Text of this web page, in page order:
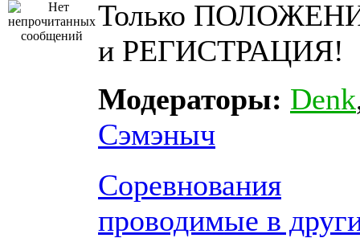
Только
и РЕГИСТРАЦИЯ!
Модераторы: Denk
Сэмэныч
Соревнования
проводимые в